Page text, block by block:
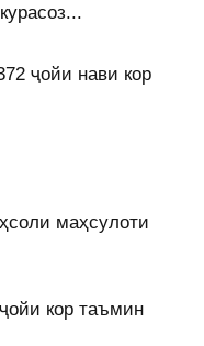
ҷойи нави кор
маҳсулоти
кор таъмин